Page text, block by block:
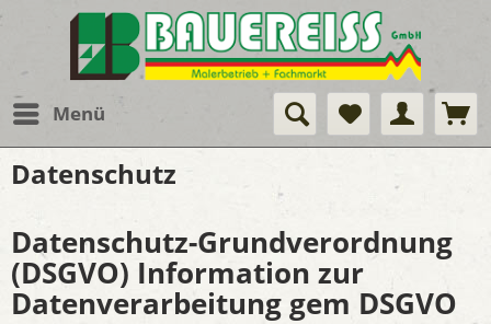
Menü
Datenschutz
Datenschutz-Grundverordnung
(DSGVO) Information zur
Datenverarbeitung gem DSGVO